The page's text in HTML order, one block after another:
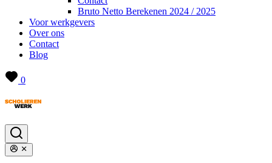
Bruto Netto Berekenen 2024 / 2025
Voor werkgevers
Over ons
Contact
Blog
0